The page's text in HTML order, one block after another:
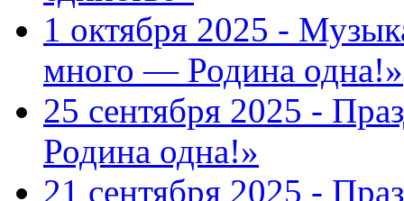
1 октября 2025 -
много — Родина одна!»
25 сентября 2025 -
Родина одна!»
21 сентября 2025 -